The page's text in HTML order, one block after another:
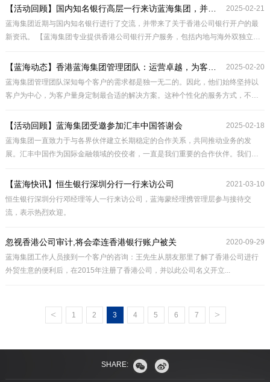
为双方的合作带来巨大的潜力。通过紧密合作，双方将能够共同应对市场挑战，
实现资源共享和优势互补，为全球客户创造更大的价值。
2025-02-21
【活动回顾】国内知名银行高层一行来访蓝海集团，并带来了开户新资讯
蓝海集团近期与国内知名银行进行了交流，并带来了关于香港公司银行开户的最
新资讯。 【蓝海集团专业提供香港公司银行开户服务，包括内地与海外双独立账
力，也为广大客户提供了更加便捷、高效的开户体验。
2025-02-20
【蓝海动态】‌香港蓝海集团管理团队：运营卓越，为客户创造最大价值
蓝海集团管理团队深知每个客户的需求都是独一无二的。因此，他们始终坚持以
客户为中心，为客户量身定制最合适的解决方案。这种个性化的服务方式，不仅
2025-02-18
【活动回顾】蓝海集团受邀参加汇丰中国答谢会
蓝海集团一直致力于与各界伙伴建立长期稳定的合作关系，共同推动业务的发
展。汇丰中国作为国际金融领域的佼佼者，一直是我们重要的合作伙伴。我们在
2021-03-10
【蓝海快讯】恒生银行深圳分行一行来访公司
恒生银行深圳分行邓经理等人一行来访公司，蓝海蒙经理携管理层参与接待交
流，表示热烈欢迎。
2020-09-29
忽视香港公司审计,将会牵连香港银行账户被关
蓝海集团工作人员接到一个客户的咨询：王先生从朋友那里了解了香港公司进行
外贸生意的便利后，在2015年注册了香港公司，并以此公司名义开立...
< 1 2 3 4 5 6 7 >
SHARE: